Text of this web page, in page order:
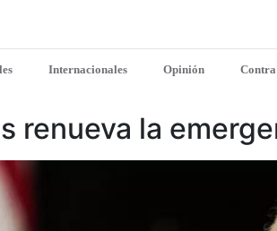
Internacionales Opinión Contra
renueva la